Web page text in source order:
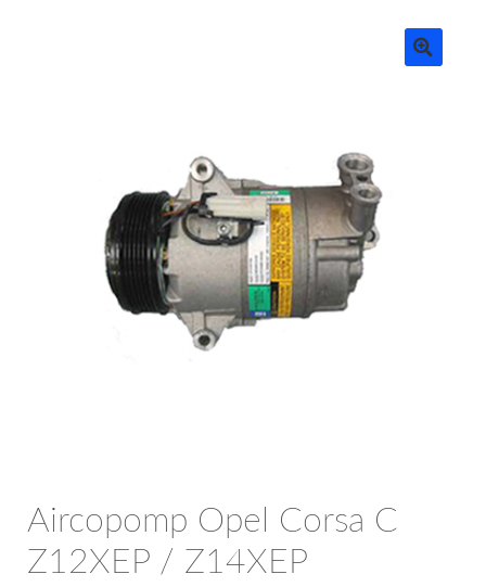
Bedrijfswagen parts
Contact
Inloggen / Registreren
Aircopomp Opel Corsa C
Z12XEP / Z14XEP